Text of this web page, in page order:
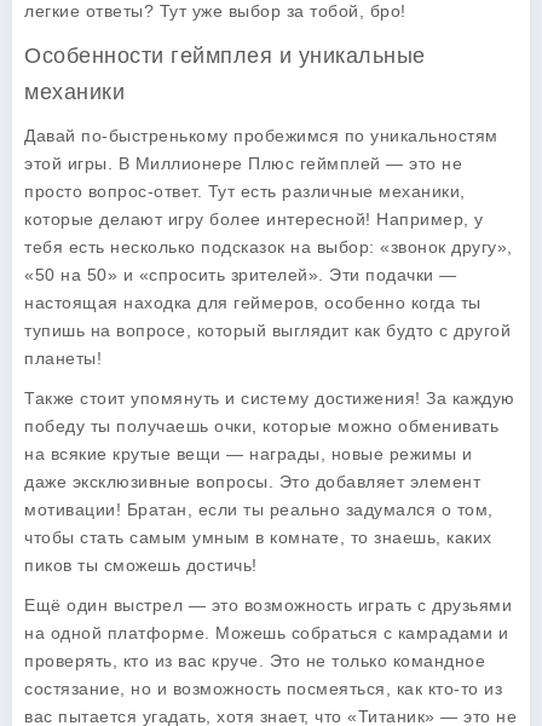
легкие ответы? Тут уже выбор за тобой, бро!
Особенности геймплея и уникальные
механики
Давай по-быстренькому пробежимся по уникальностям
этой игры. В Миллионере Плюс геймплей — это не
просто вопрос-ответ. Тут есть различные механики,
которые делают игру более интересной! Например, у
тебя есть несколько подсказок на выбор: «звонок другу»,
«50 на 50» и «спросить зрителей». Эти подачки —
настоящая находка для геймеров, особенно когда ты
тупишь на вопросе, который выглядит как будто с другой
планеты!
Также стоит упомянуть и систему достижения! За каждую
победу ты получаешь очки, которые можно обменивать
на всякие крутые вещи — награды, новые режимы и
даже эксклюзивные вопросы. Это добавляет элемент
мотивации! Братан, если ты реально задумался о том,
чтобы стать самым умным в комнате, то знаешь, каких
пиков ты сможешь достичь!
Ещё один выстрел — это возможность играть с друзьями
на одной платформе. Можешь собраться с камрадами и
проверять, кто из вас круче. Это не только командное
состязание, но и возможность посмеяться, как кто-то из
вас пытается угадать, хотя знает, что «Титаник» — это не